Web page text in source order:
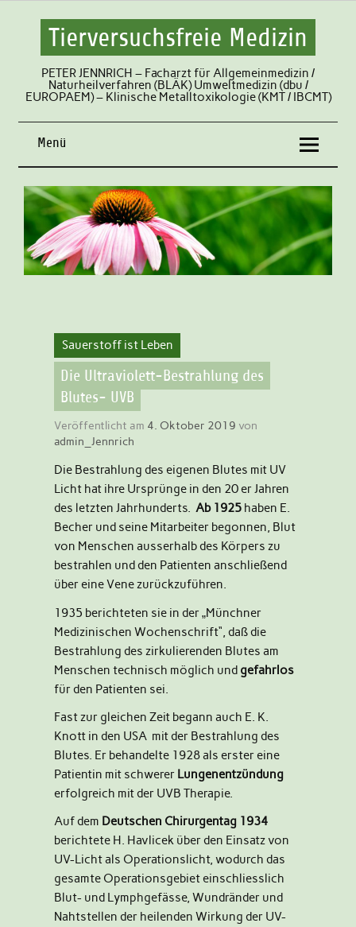
Tierversuchsfreie Medizin
PETER JENNRICH – Facharzt für Allgemeinmedizin /
Naturheilverfahren (BLÄK) Umweltmedizin (dbu /
EUROPAEM) – Klinische Metalltoxikologie (KMT / IBCMT)
Menü
Sauerstoff ist Leben
Die Ultraviolett-Bestrahlung des
Blutes- UVB
Veröffentlicht am 4. Oktober 2019 von
admin_Jennrich
Die Bestrahlung des eigenen Blutes mit UV
Licht hat ihre Ursprünge in den 20 er Jahren
des letzten Jahrhunderts. Ab 1925 haben E.
Becher und seine Mitarbeiter begonnen, Blut
von Menschen ausserhalb des Körpers zu
bestrahlen und den Patienten anschließend
über eine Vene zurückzuführen.
1935 berichteten sie in der „Münchner
Medizinischen Wochenschrift“, daß die
Bestrahlung des zirkulierenden Blutes am
Menschen technisch möglich und gefahrlos
für den Patienten sei.
Fast zur gleichen Zeit begann auch E. K.
Knott in den USA mit der Bestrahlung des
Blutes. Er behandelte 1928 als erster eine
Patientin mit schwerer Lungenentzündung
erfolgreich mit der UVB Therapie.
Auf dem Deutschen Chirurgentag 1934
berichtete H. Havlicek über den Einsatz von
UV-Licht als Operationslicht, wodurch das
gesamte Operationsgebiet einschliesslich
Blut- und Lymphgefässe, Wundränder und
Nahtstellen der heilenden Wirkung der UV-